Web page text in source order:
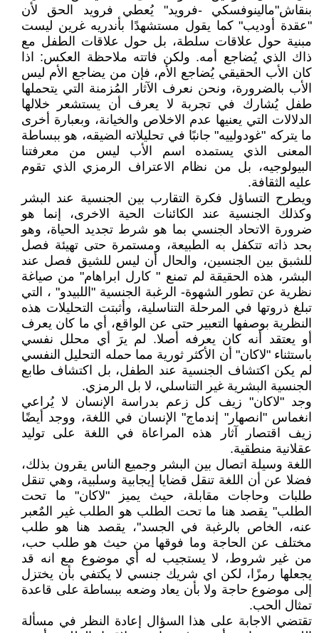
بنقاش"مالينوفسكي -فرويد" يُعطي فرويد الحق لأن
"عقدة أوديب" كما يقول مستشهدًا بأندريه غرين ليست
مبنية حول علاقات سلطة، بل حول علاقات الطفل مع
ذاك الذي يُضاجع أمه. ولكن فاتته ملاحظة العكس: اذا
كان الأب الحقيقي يُضاجع الأم، فإن من يضاجع الأم ليس
الأب بالضرورة، ونحن نعرف الآثار المُزمنة التي يتحملها
طفل يُشارك في تجربة لا يعرف أن يستشعر خلالها
الدلالات التي يعنيها عدم الاخلاص والخيانة، وبعبارة أخرى
ما يتركه "غودولييه" جانبًا في تحليلاته الضيقه، هو ببساطة
المعنى الذي يستمده اسم الأب ليس من معرفتنا
البيولوجيه، بل من نظام الاعتراف الرمزي الذي تقوم
عليه الثقافة.
ويطرح التساؤل فكرة التقارب بين الجنسية عند البشر
وكذلك الجنسية عند الكائنات الحية الاخرى، إنما هو
ضرورة الاتحاد الجنسي بما هو شرط تجديد الحياة، وهو
بحد ذاته تتكفل به الطبيعة، ومستمرة حتى تهيئة فصل
للشبق بين الجنسين، والحال أن ليس للشيق فصل عند
البشر، هذه الحقيقة لم تمنع " كارل ابراهام" من صياغة
نظرية عن تطور الشهوة- الرغبة الجنسية "اللبيدو" ، التي
تبلغ ذروتها في المرحلة التناسلية، وأثبتت التحليلات هذه
النظرية بوصفها التعبير حتى عن الواقع، أي ما كان يعرف
أو يعتقد أنه كان يعرفه أصلا. لم يرَ أي محلل نفسي
باستثناء "لاكان" أن الأكثر ثورية مما حمله التحليل النفسي
لم يكن اكتشاف الجنسية عند الطفل، بل اكتشاف طابع
الجنسية البشرية غير التناسلي، لا بل الرمزي.
وجد "لاكان" زيف كل زعم بدراسة الإنسان لا يُراعي
انغماس "انصهار" إندماج" الإنسان في اللغة، ووجد أيضًا
زيف اقتصار آثار هذه المراعاة في اللغة على توليد
عقلانية منطقية.
اللغة وسيلة اتصال بين البشر وجميع الناس يقرون بذلك،
فضلا عن أن اللغة تنقل قضايا إيجابية وسلبية، وهي تنقل
طلبات وحاجات مقابلة، حيث يميز "لاكان" ما تحت
الطلب" يقصد هنا ما تحت الطلب هو الطلب غير المٌعبر
عنه، الخاص بالرغبة في الجسد"، يقصد هنا هو طلب
مختلف عن الحاجة وما فوقها من حيث هو طلب حب،
من غير شروط، لا يستجيب له أي موضوع مع انه قد
يجعلها رمزًا، لكن اي شريك جنسي لا يكتفي بأن يختزل
إلى موضوع حاجة ولا بأن يعاد وضعه ببساطة على قاعدة
تمثال الحب.
تقتضي الاجابة على هذا السؤال إعادة النظر في مسألة